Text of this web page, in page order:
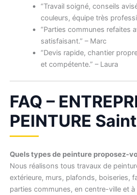
“Travail soigné, conseils
couleurs, équipe très
“Parties communes refaites
satisfaisant.” – Marc
“Devis rapide, chantier
et compétente.” – Laura
FAQ –
PEINTURE
Quels types de peinture proposez-
Nous réalisons tous travaux de
extérieure, murs, plafonds, boiseries,
parties communes, en centre-ville et